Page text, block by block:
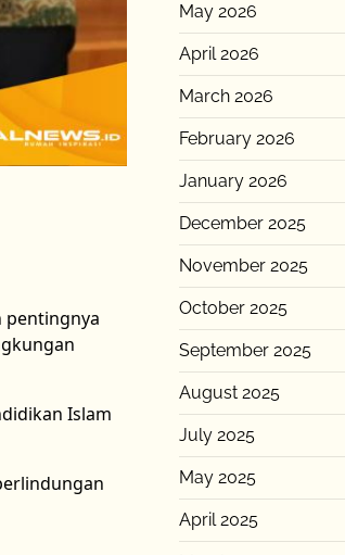
pentingnya
Islam
May 2026
April 2026
March 2026
February 2026
January 2026
December 2025
November 2025
October 2025
September 2025
August 2025
July 2025
May 2025
April 2025